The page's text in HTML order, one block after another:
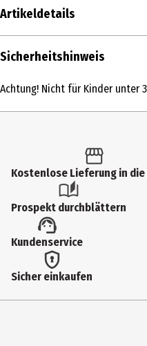
Artikeldetails
Inhalt
Produkttyp
6 Jahre
Artikelnummer des Herstellers
94147
Lizenz (spw)
Funko Others
Hersteller
Sicherheitshinweis
Achtung! Nicht für Kinder unter
Kostenlose Lieferung in
Prospekt durchblättern
Kundenservice
Sicher einkaufen